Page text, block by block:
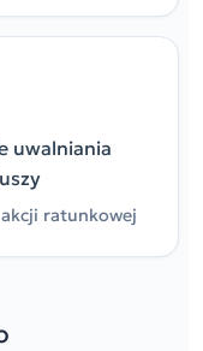
uwalniania
akcji ratunkowej